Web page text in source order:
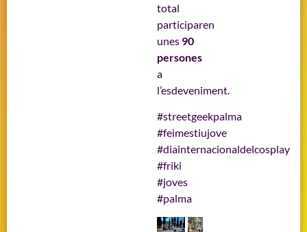
total
participaren
unes 90
persones
a
l’esdeveniment.
#streetgeekpalma
#feimestiujove
#diainternacionaldelcosplay
#friki
#joves
#palma